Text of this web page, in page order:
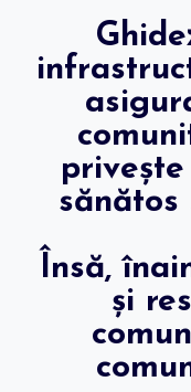
sănătos
Însă,
și